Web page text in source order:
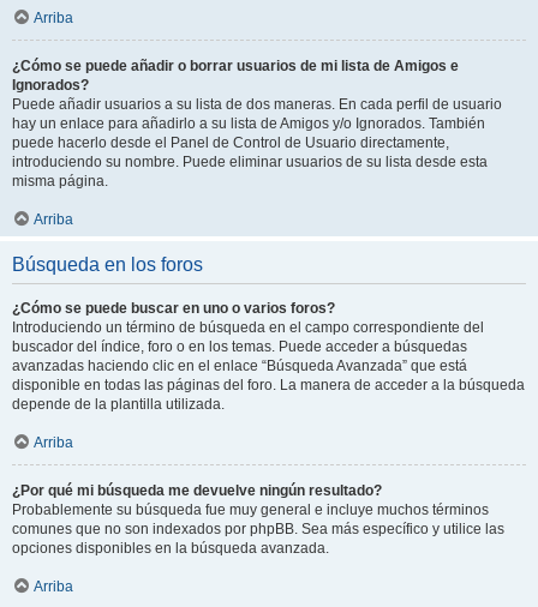
Arriba
¿Cómo se puede añadir o borrar usuarios de mi lista de Amigos e
Ignorados?
Puede añadir usuarios a su lista de dos maneras. En cada perfil de usuario
hay un enlace para añadirlo a su lista de Amigos y/o Ignorados. También
puede hacerlo desde el Panel de Control de Usuario directamente,
introduciendo su nombre. Puede eliminar usuarios de su lista desde esta
misma página.
Arriba
Búsqueda en los foros
¿Cómo se puede buscar en uno o varios foros?
Introduciendo un término de búsqueda en el campo correspondiente del
buscador del índice, foro o en los temas. Puede acceder a búsquedas
avanzadas haciendo clic en el enlace “Búsqueda Avanzada” que está
disponible en todas las páginas del foro. La manera de acceder a la búsqueda
depende de la plantilla utilizada.
Arriba
¿Por qué mi búsqueda me devuelve ningún resultado?
Probablemente su búsqueda fue muy general e incluye muchos términos
comunes que no son indexados por phpBB. Sea más específico y utilice las
opciones disponibles en la búsqueda avanzada.
Arriba